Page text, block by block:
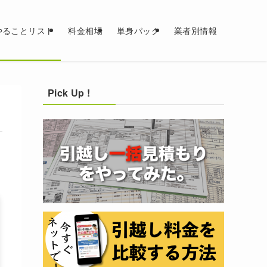
ることリスト 料金相場 単身パック 業者別情報
Pick Up !